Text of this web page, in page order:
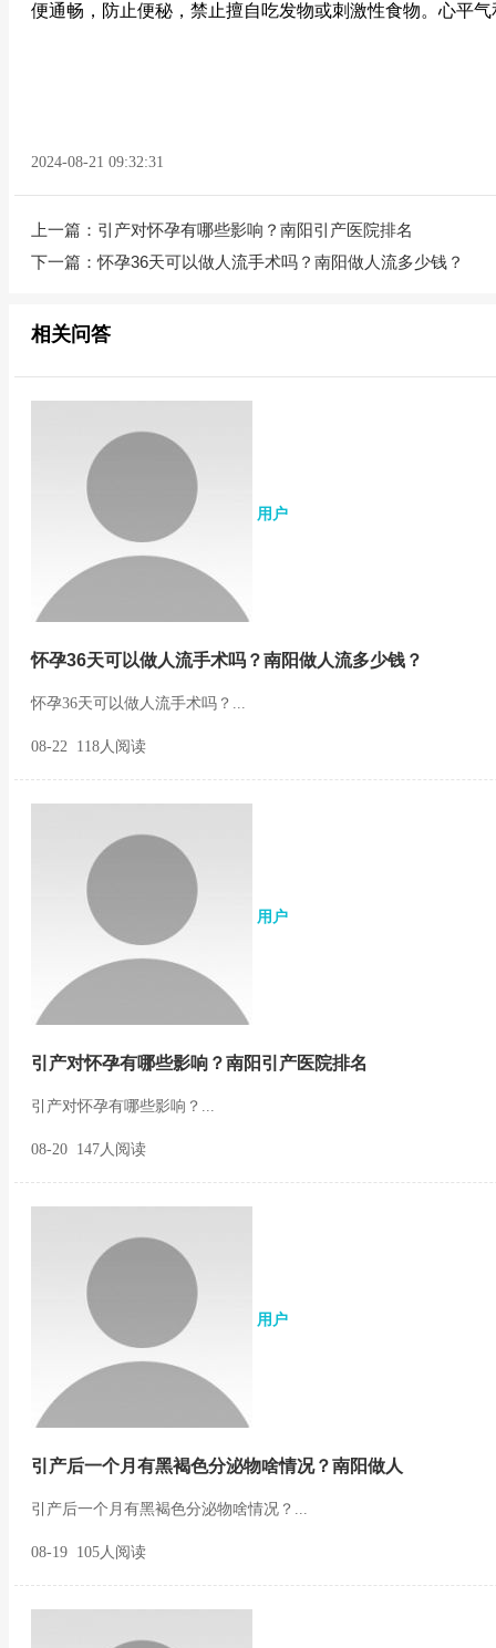
便通畅，防止便秘，禁止擅自吃发物或刺激性食物。心平
2024-08-21 09:32:31
上一篇： 引产对怀孕有哪些影响？南阳引产医院排名
下一篇：怀孕36天可以做人流手术吗？南阳做人流多少钱？
相关问答
用户
怀孕36天可以做人流手术吗？南阳做人流多少钱？
怀孕36天可以做人流手术吗？...
08-22 118人阅读
用户
引产对怀孕有哪些影响？南阳引产医院排名
引产对怀孕有哪些影响？...
08-20 147人阅读
用户
引产后一个月有黑褐色分泌物啥情况？南阳做人
引产后一个月有黑褐色分泌物啥情况？...
08-19 105人阅读